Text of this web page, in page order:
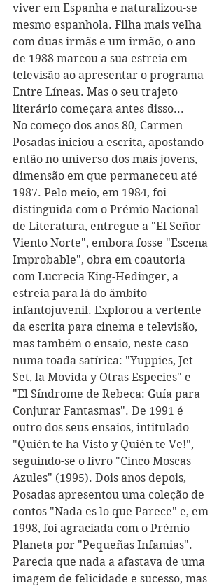
viver em Espanha e naturalizou-se
mesmo espanhola. Filha mais velha
com duas irmãs e um irmão, o ano
de 1988 marcou a sua estreia em
televisão ao apresentar o programa
Entre Líneas. Mas o seu trajeto
literário começara antes disso...
No começo dos anos 80, Carmen
Posadas iniciou a escrita, apostando
então no universo dos mais jovens,
dimensão em que permaneceu até
1987. Pelo meio, em 1984, foi
distinguida com o Prémio Nacional
de Literatura, entregue a "El Señor
Viento Norte", embora fosse "Escena
Improbable", obra em coautoria
com Lucrecia King-Hedinger, a
estreia para lá do âmbito
infantojuvenil. Explorou a vertente
da escrita para cinema e televisão,
mas também o ensaio, neste caso
numa toada satírica: "Yuppies, Jet
Set, la Movida y Otras Especies" e
"El Síndrome de Rebeca: Guía para
Conjurar Fantasmas". De 1991 é
outro dos seus ensaios, intitulado
"Quién te ha Visto y Quién te Ve!",
seguindo-se o livro "Cinco Moscas
Azules" (1995). Dois anos depois,
Posadas apresentou uma coleção de
contos "Nada es lo que Parece" e, em
1998, foi agraciada com o Prémio
Planeta por "Pequeñas Infamias".
Parecia que nada a afastava de uma
imagem de felicidade e sucesso, mas